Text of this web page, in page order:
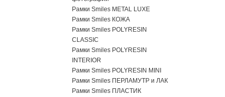
Рамки Smiles METAL LUXE
Рамки Smiles КОЖА
Рамки Smiles POLYRESIN
CLASSIC
Рамки Smiles POLYRESIN
INTERIOR
Рамки Smiles POLYRESIN MINI
Рамки Smiles ПЕРЛАМУТР и ЛАК
Рамки Smiles ПЛАСТИК